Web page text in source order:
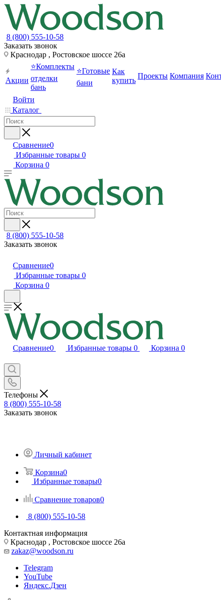
8 (800) 555-10-58
Заказать звонок
Краснодар , Ростовское шоссе 26а
Акции
⭐Комплекты
отделки
бань
⭐Готовые
бани
Как
купить
Проекты Компания
Войти
Каталог
Сравнение0
Избранные товары 0
Корзина 0
8 (800) 555-10-58
Заказать звонок
Сравнение0
Избранные товары 0
Корзина 0
Сравнение0 Избранные товары 0 Корзина 0
Телефоны
8 (800) 555-10-58
Заказать звонок
Личный кабинет
Корзина0
Избранные товары0
Сравнение товаров0
8 (800) 555-10-58
Контактная информация
Краснодар , Ростовское шоссе 26а
zakaz@woodson.ru
Telegram
YouTube
Яндекс.Дзен